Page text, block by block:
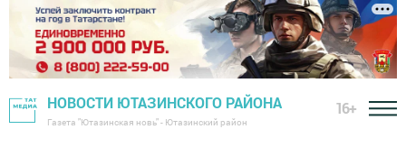
НОВОСТИ ЮТАЗИНСКОГО РАЙОНА
Газета "Ютазинская новь" - Ютазинский район
16+